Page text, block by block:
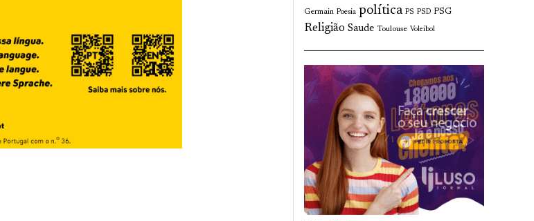
Germain Poesia política PS PSD PSG
Religião Saude Toulouse Voleibol